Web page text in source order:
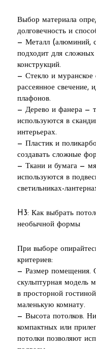
Выбор материала
долговечность и
— Металл (алюминий,
подходит для сложных
конструкций.
— Стекло и муранское
рассеянное свечение,
плафонов.
— Дерево и фанера —
используются в
интерьерах.
— Пластик и
создавать сложные
— Ткани и бумага —
используются в
светильниках-
H3: Как выбрать
необычной формы
При выборе
критериев:
— Размер помещения.
скульптурная модель
в просторной
маленькую комнату.
— Высота потолков.
компактных или
потолки позволяют